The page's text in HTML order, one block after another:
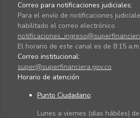
Correo para notificaciones judiciales:
Para el envío de notificaciones
habilitado el correo electrónico
El horario de este canal es de 8:15
Correo institucional:
super@superfinanciera.gov.co
Horario de atención
Punto Ciudadano:
Lunes a viernes (días hábiles)